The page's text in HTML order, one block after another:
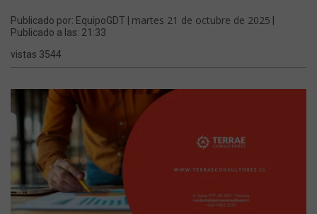
Publicado por: EquipoGDT | martes 21 de octubre de 2025
Publicado a las: 21:33
vistas 3544